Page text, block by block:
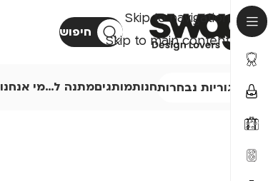
Skip to navigation
Skip to main content
חיפוש
קטגוריות נבחרותחנותמותגיםמתנה ל…מי אנחנו